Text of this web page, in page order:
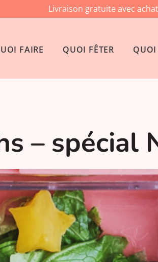
Livraison gratuite avec
FAIRE QUOI FÊTER
– spécial